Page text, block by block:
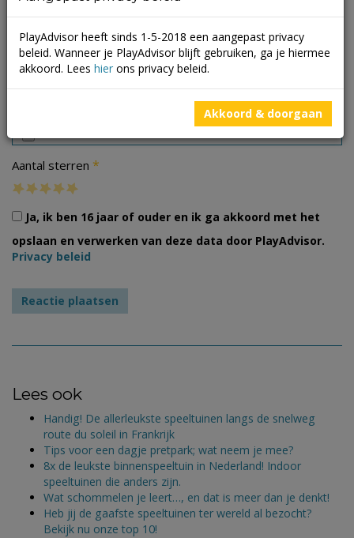
Aantal sterren *
Ja, ik ben 16 jaar of ouder en ik ga akkoord met het
opslaan en verwerken van deze data door PlayAdvisor.
Privacy beleid
Lees ook
Handig! De allerleukste speeltuinen langs de snelweg
route du soleil in Frankrijk
Tips voor een dagje pretpark; wat neem je mee?
8x de leukste binnenspeeltuin in Nederland! Indoor
speeltuinen die anders zijn.
Wat schommelen je leert…, en dat is meer dan je denkt!
Heb jij de gaafste speeltuinen ter wereld al bezocht?
Bekijk nu onze top 10!
PlayAdvisor heeft sinds 1-5-2018 een aangepast privacy
beleid. Wanneer je PlayAdvisor blijft gebruiken, ga je hiermee
akkoord. Lees hier ons privacy beleid.
Akkoord & doorgaan